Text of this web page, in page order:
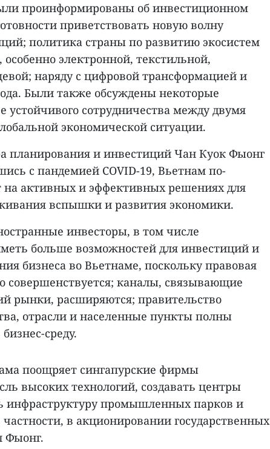
проинформированы об инвестиционном
приветствовать новую волну
политика страны по развитию экосистем
электронной, текстильной,
наряду с цифровой трансформацией и
Были также обсуждены некоторые
устойчивого сотрудничества между двумя
экономической ситуации.
планирования и инвестиций Чан Куок Фыонг
с пандемией COVID-19, Вьетнам по-
на активных и эффективных решениях для
вспышки и развития экономики.
инвесторы, в том числе
больше возможностей для инвестиций и
бизнеса во Вьетнаме, поскольку правовая
совершенствуется; каналы, связывающие
рынки, расширяются; правительство
отрасли и населенные пункты полны
среду.
поощряет сингапурские фирмы
высоких технологий, создавать центры
инфраструктуру промышленных парков и
в акционировании государственных
Фыонг.